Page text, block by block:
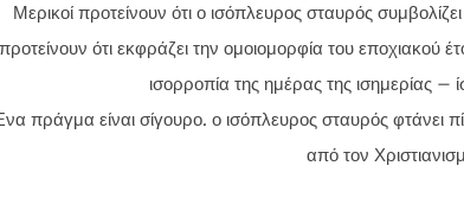
Μερικοί προτείνουν ότι ο ισόπλευρος σταυρός
προτείνουν ότι εκφράζει την ομοιομορφία του εποχιακού
ισορροπία της ημέρας της ισημερίας –
πράγμα είναι σίγουρο. ο ισόπλευρος σταυρός φτάνει
από τον